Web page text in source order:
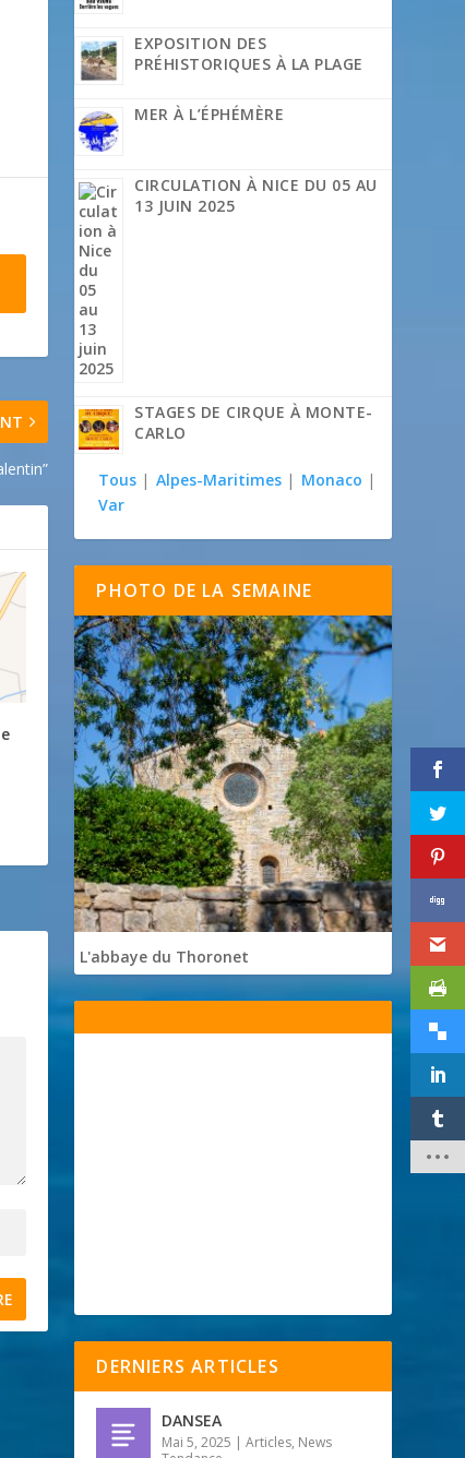
EXPOSITION DES
PRÉHISTORIQUES À LA PLAGE
MER À L’ÉPHÉMÈRE
CIRCULATION À NICE DU 05 AU
13 JUIN 2025
STAGES DE CIRQUE À MONTE-
CARLO
Tous | Alpes-Maritimes | Monaco |
Var
PHOTO DE LA SEMAINE
L'abbaye du Thoronet
DERNIERS ARTICLES
DANSEA
Mai 5, 2025 |Articles, News